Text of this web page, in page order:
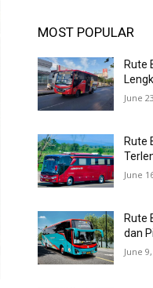
MOST POPULAR
Rute
June
Rute
June
Rute
dan
June